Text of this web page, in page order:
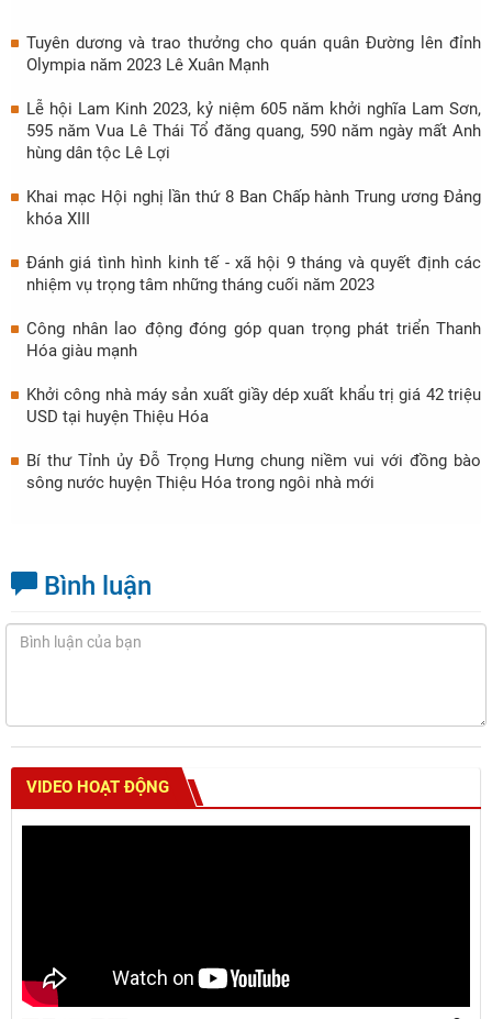
Tuyên dương và trao thưởng cho quán quân Đường lên đỉnh
Olympia năm 2023 Lê Xuân Mạnh
Lễ hội Lam Kinh 2023, kỷ niệm 605 năm khởi nghĩa Lam Sơn,
595 năm Vua Lê Thái Tổ đăng quang, 590 năm ngày mất Anh
hùng dân tộc Lê Lợi
Khai mạc Hội nghị lần thứ 8 Ban Chấp hành Trung ương Đảng
khóa XIII
Đánh giá tình hình kinh tế - xã hội 9 tháng và quyết định các
nhiệm vụ trọng tâm những tháng cuối năm 2023
Công nhân lao động đóng góp quan trọng phát triển Thanh
Hóa giàu mạnh
Khởi công nhà máy sản xuất giầy dép xuất khẩu trị giá 42 triệu
USD tại huyện Thiệu Hóa
Bí thư Tỉnh ủy Đỗ Trọng Hưng chung niềm vui với đồng bào
sông nước huyện Thiệu Hóa trong ngôi nhà mới
Bình luận
VIDEO HOẠT ĐỘNG